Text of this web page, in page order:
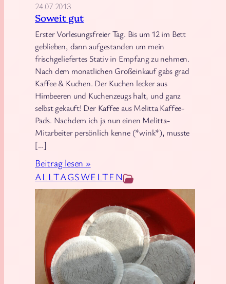
B
a
t
t
l
e
ALLTAGSWELTEN
24.07.2013
Soweit gut
Erster Vorlesungsfreier Tag. Bis um 12 im Bett
geblieben, dann aufgestanden um mein
frischgeliefertes Stativ in Empfang zu nehmen.
Nach dem monatlichen Großeinkauf gabs grad
Kaffee & Kuchen. Der Kuchen lecker aus
Himbeeren und Kuchenzeugs halt, und ganz
selbst gekauft! Der Kaffee aus Melitta Kaffee-
Pads. Nachdem ich ja nun einen Melitta-
Mitarbeiter persönlich kenne (*wink*), musste
[…]
Beitrag lesen »:
S
o
e
i
t
g
u